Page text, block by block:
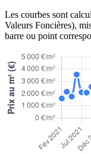
Les courbes sont
Valeurs Foncières),
barre ou point